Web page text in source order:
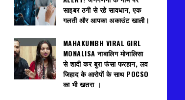
साइबर ठगी से रहे सावधान, एक
गलती और आपका अकाउंट खाली।
MAHAKUMBH VIRAL GIRL
MONALISA नाबालिग मोनालिसा
से शादी कर बुरा फंसा फरहान, लव
जिहाद के आरोपों के साथ POCSO
का भी खतरा ।